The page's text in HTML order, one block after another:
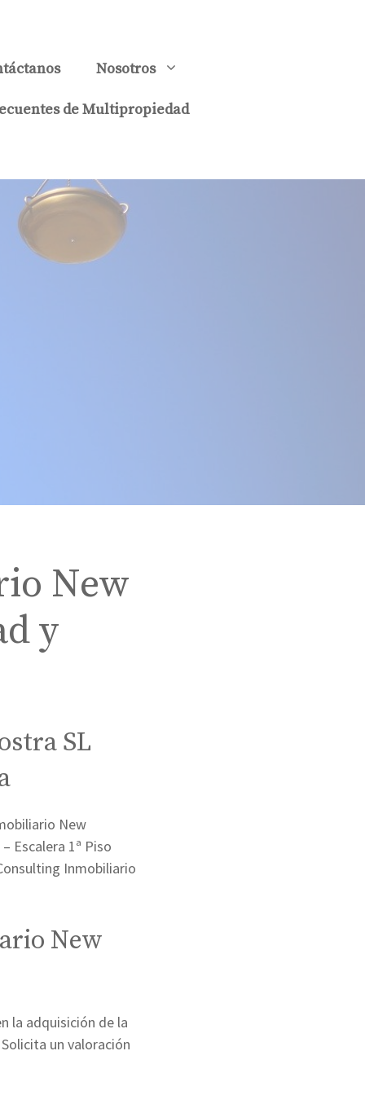
Nosotros
de Multipropiedad
New
y
SL
New
Escalera 1ª Piso
Inmobiliario
New
la adquisición de la
un valoración